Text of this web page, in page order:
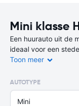
Mini klasse
Een huurauto uit de
ideaal voor een
uit de miniklasse de
Er zijn op deze
beschikbaar, maar
Toon meer
AUTOTYPE
Mini